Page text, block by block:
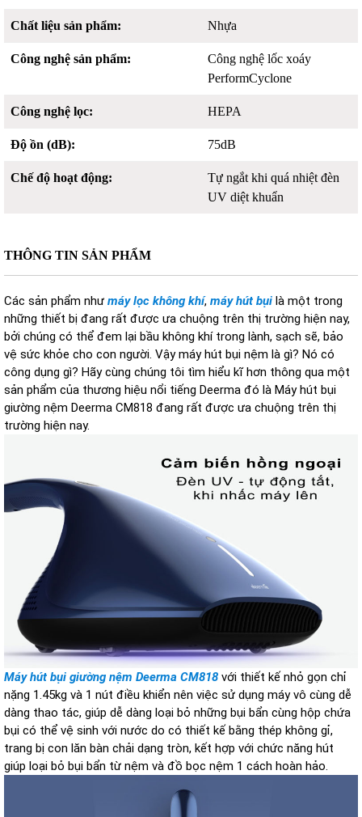
THÔNG TIN SẢN PHẨM
Các sản phẩm như máy lọc không khí, máy hút bụi là một trong
những thiết bị đang rất được ưa chuộng trên thị trường hiện nay,
bởi chúng có thể đem lại bầu không khí trong lành, sạch sẽ, bảo
vệ sức khỏe cho con người. Vậy máy hút bụi nệm là gì? Nó có
công dụng gì? Hãy cùng chúng tôi tìm hiểu kĩ hơn thông qua một
sản phẩm của thương hiệu nổi tiếng Deerma đó là Máy hút bụi
giường nệm Deerma CM818 đang rất được ưa chuộng trên thị
trường hiện nay.
Máy hút bụi giường nệm Deerma CM818 với thiết kế nhỏ gọn chỉ
nặng 1.45kg và 1 nút điều khiển nên việc sử dụng máy vô cùng dễ
dàng thao tác, giúp dễ dàng loại bỏ những bụi bẩn cùng hộp chứa
bụi có thể vệ sinh với nước do có thiết kế bằng thép không gỉ,
trang bị con lăn bàn chải dạng tròn, kết hợp với chức năng hút
giúp loại bỏ bụi bẩn từ nệm và đồ bọc nệm 1 cách hoàn hảo.
Chất liệu sản phẩm: Nhựa
Công nghệ sản phẩm:
Công nghệ lốc xoáy
PerformCyclone
Công nghệ lọc: HEPA
Độ ồn (dB): 75dB
Chế độ hoạt động:
Tự ngắt khi quá nhiệt đèn
UV diệt khuẩn